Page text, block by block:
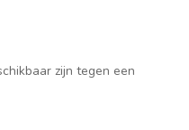
zijn tegen een